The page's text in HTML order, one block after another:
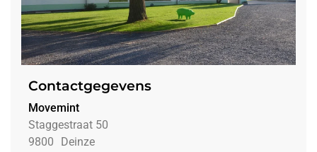
Contactgegevens
Movemint
Staggestraat 50
9800
Deinze